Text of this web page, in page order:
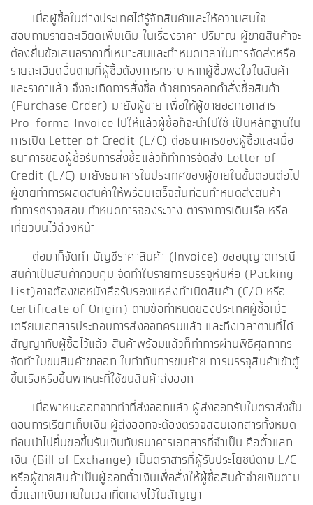
เมื่อผู้ซื้อในต่างประเทศได้รู้จักสินค้าและให้ความสนใจ
สอบถามรายละเอียดเพิ่มเติม ในเรื่องราคา ปริมาณ ผู้ขายสินค้าจะ
ต้องยื่นข้อเสนอราคาที่เหมาะสมและกำหนดเวลาในการจัดส่งหรือ
รายละเอียดอื่นตามที่ผู้ซื้อต้องการทราบ หากผู้ซื้อพอใจในสินค้า
และราคาแล้ว จึงจะเกิดการสั่งซื้อ ด้วยการออกคำสั่งซื้อสินค้า
(Purchase Order) มายังผู้ขาย เพื่อให้ผู้ขายออกเอกสาร
Pro-forma Invoice ไปให้แล้วผู้ซื้อก็จะนำไปใช้ เป็นหลักฐานใน
การเปิด Letter of Credit (L/C) ต่อธนาคารของผู้ซื้อและเมื่อ
ธนาคารของผู้ซื้อรับการสั่งซื้อแล้วก็ทำการจัดส่ง Letter of
Credit (L/C) มายังธนาคารในประเทศของผู้ขายในขั้นตอนต่อไป
ผู้ขายทำการผลิตสินค้าให้พร้อมเสร็จสิ้นก่อนกำหนดส่งสินค้า
ทำการตรวจสอบ กำหนดการจองระวาง ตารางการเดินเรือ หรือ
เที่ยวบินไว้ล่วงหน้า
ต่อมาก็จัดทำ บัญชีราคาสินค้า (Invoice) ขออนุญาตกรณี
สินค้าเป็นสินค้าควบคุม จัดทำใบรายการบรรจุหีบห่อ (Packing
List)อาจต้องขอหนังสือรับรองแหล่งกำเนิดสินค้า (C/O หรือ
Certificate of Origin) ตามข้อกำหนดของประเทศผู้ซื้อเมื่อ
เตรียมเอกสารประกอบการส่งออกครบแล้ว และถึงเวลาตามที่ได้
สัญญากับผู้ซื้อไว้แล้ว สินค้าพร้อมแล้วก็ทำการผ่านพิธีศุลกากร
จัดทำใบขนสินค้าขาออก ใบกำกับการขนย้าย การบรรจุสินค้าเข้าตู้
ขึ้นเรือหรือขึ้นพาหนะที่ใช้ขนสินค้าส่งออก
เมื่อพาหนะออกจากท่าที่ส่งออกแล้ว ผู้ส่งออกรับใบตราส่งขั้น
ตอนการเรียกเก็บเงิน ผู้ส่งออกจะต้องตรวจสอบเอกสารทั้งหมด
ก่อนนำไปยื่นขอขึ้นรับเงินกับธนาคารเอกสารที่จำเป็น คือตั๋วแลก
เงิน (Bill of Exchange) เป็นตราสารที่ผู้รับประโยชน์ตาม L/C
หรือผู้ขายสินค้าเป็นผู้ออกตั๋วเงินเพื่อสั่งให้ผู้ซื้อสินค้าจ่ายเงินตาม
ตั๋วแลกเงินภายในเวลาที่ตกลงไว้ในสัญญา